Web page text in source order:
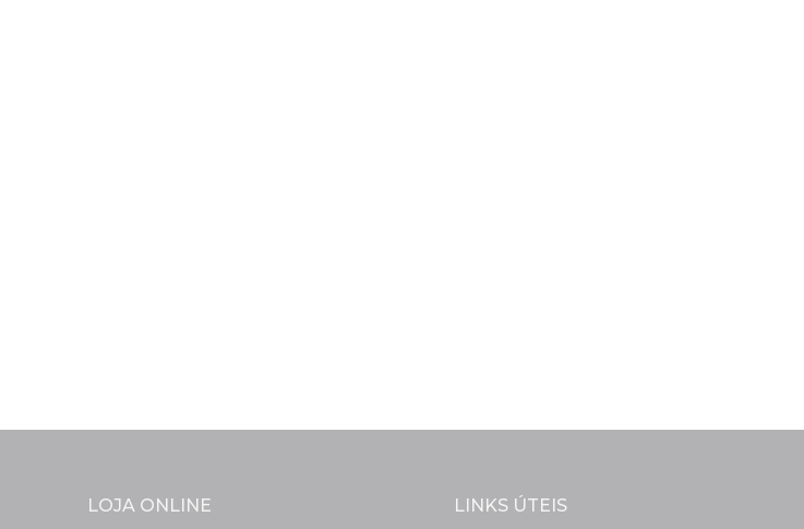
LOJA ONLINE LINKS ÚTEIS